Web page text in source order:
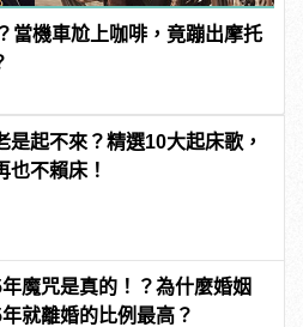
當機車尬上咖啡，竟蹦出摩托
是起不來？精選10大起床歌，
也不賴床！
魔咒是真的！？為什麼婚姻
就離婚的比例最高？